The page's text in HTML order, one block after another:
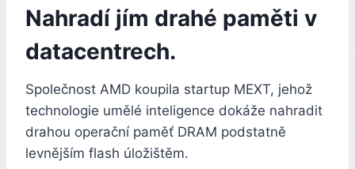
Nahradí jím drahé paměti v
datacentrech.
Společnost AMD koupila startup MEXT, jehož
technologie umělé inteligence dokáže nahradit
drahou operační paměť DRAM podstatně
levnějším flash úložištěm.